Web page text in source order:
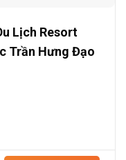
Lịch Resort
Trần Hưng Đạo